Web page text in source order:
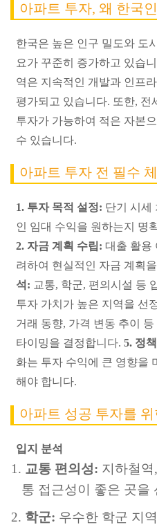
아파트 투자, 왜 한국
한국은 높은 인구 밀도와 도
요가 꾸준히 증가하고 있습
역은 지속적인 개발과 인프
평가되고 있습니다. 또한, 전
투자가 가능하여 적은 자본
수 있습니다.
아파트 투자 전 필수
1. 투자 목적 설정: 단기 시세
인 임대 수익을 원하는지 명
2. 자금 계획 수립: 대출 활용
려하여 현실적인 자금 계획
석: 교통, 학군, 편의시설 등
투자 가치가 높은 지역을 선
거래 동향, 가격 변동 추이
타이밍을 결정합니다. 5. 정
화는 투자 수익에 큰 영향을
해야 합니다.
아파트 성공 투자를 위
입지 분석
교통 편의성: 지하철
통 접근성이 좋은 곳을
학군: 우수한 학군 지